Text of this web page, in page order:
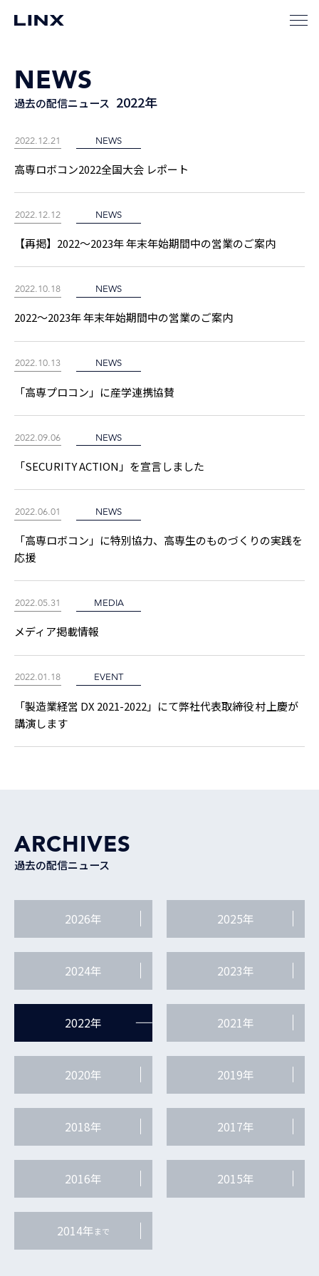
NEWS
過去の配信ニュース 2022年
2022.12.21 NEWS
高専ロボコン2022全国大会 レポート
2022.12.12 NEWS
【再掲】2022～2023年 年末年始期間中の営業のご案内
2022.10.18 NEWS
2022～2023年 年末年始期間中の営業のご案内
2022.10.13 NEWS
「高専プロコン」に産学連携協賛
2022.09.06 NEWS
「SECURITY ACTION」を宣言しました
2022.06.01 NEWS
「高専ロボコン」に特別協力、高専生のものづくりの実践を
応援
2022.05.31 MEDIA
メディア掲載情報
2022.01.18 EVENT
「製造業経営 DX 2021-2022」にて弊社代表取締役 村上慶が
講演します
ARCHIVES
過去の配信ニュース
2026年 2025年
2024年 2023年
2022年 2021年
2020年 2019年
2018年 2017年
2016年 2015年
2014年まで